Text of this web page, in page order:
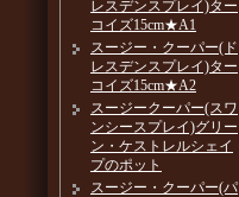
レスデンスプレイ)ター
コイズ15cm★A1
スージー・クーパー(ド
レスデンスプレイ)ター
コイズ15cm★A2
スージークーパー(スワ
ンシースプレイ)グリー
ン・ケストレルシェイ
プのポット
スージー・クーパー(パ